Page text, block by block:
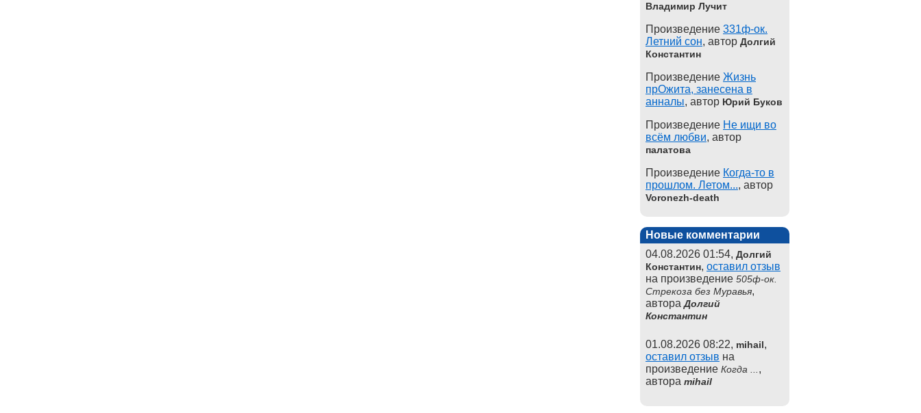
Владимир Лучит
Произведение 331ф-ок.
Летний сон, автор Долгий
Константин
Произведение Жизнь
прОжита, занесена в
анналы, автор Юрий Буков
Произведение Не ищи во
всём любви, автор
палатова
Произведение Когда-то в
прошлом. Летом..., автор
Voronezh-death
Новые комментарии
04.08.2026 01:54, Долгий
Константин, оставил отзыв
на произведение 505ф-ок.
Стрекоза без Муравья,
автораДолгий
Константин
01.08.2026 08:22, mihail,
оставил отзыв на
произведение Когда ... ,
автора mihail